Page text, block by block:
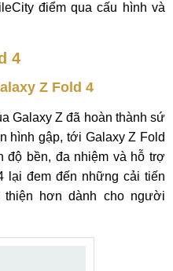
điểm qua cấu hình và
4
Z Fold 4
Galaxy Z đã hoàn thành sứ
hình gập, tới Galaxy Z Fold
độ bền, đa nhiệm và hỗ trợ
lại đem đến những cải tiến
hơn dành cho người